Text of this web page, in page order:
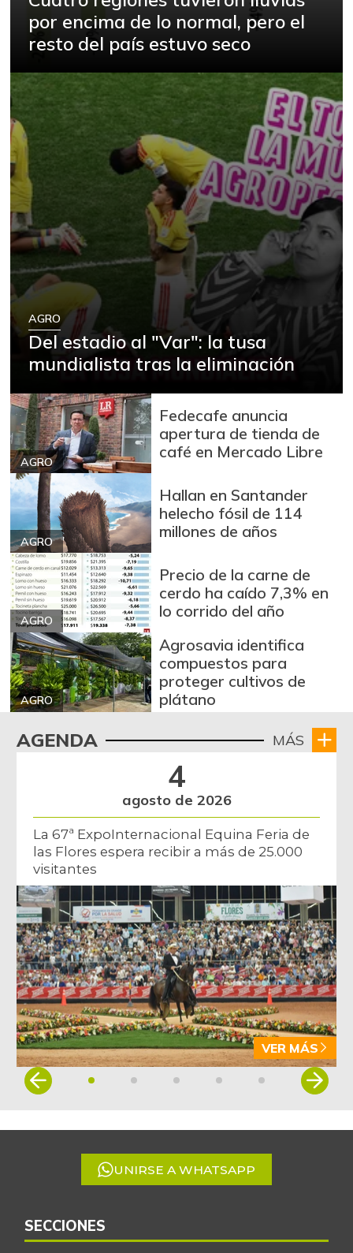
por encima de lo normal, pero el
resto del país estuvo seco
AGRO
Del estadio al "Var": la tusa
mundialista tras la eliminación
AGRO
Fedecafe anuncia
apertura de tienda de
café en Mercado Libre
AGRO
Hallan en Santander
helecho fósil de 114
millones de años
AGRO
Precio de la carne de
cerdo ha caído 7,3% en
lo corrido del año
AGRO
Agrosavia identifica
compuestos para
proteger cultivos de
plátano
AGENDA MÁS
4
agosto de 2026
La 67ª ExpoInternacional Equina Feria de
las Flores espera recibir a más de 25.000
visitantes
VER MÁS
Item
5
UNIRSE A WHATSAPP
SECCIONES